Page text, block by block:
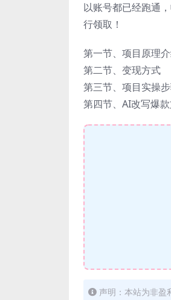
以账号都已经跑通
行领取！
第一节、项目原理
第二节、变现方式
第三节、项目实操
第四节、AI改写爆
声明：本站为非盈